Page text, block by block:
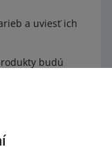
a uviesť ich
budú
poskytnutím
opis farby
a menej